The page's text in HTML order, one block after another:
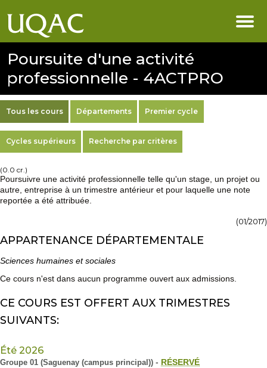
Poursuite d'une activité
professionnelle - 4ACTPRO
Tous les cours Départements Premier cycle
Cycles supérieurs Recherche par critères
(0.0 cr.)
Poursuivre une activité professionnelle telle qu'un stage, un projet ou
autre, entreprise à un trimestre antérieur et pour laquelle une note
reportée a été attribuée.
(01/2017)
APPARTENANCE DÉPARTEMENTALE
Sciences humaines et sociales
Ce cours n'est dans aucun programme ouvert aux admissions.
CE COURS EST OFFERT AUX TRIMESTRES
SUIVANTS:
Été 2026
Groupe 01 (Saguenay (campus principal)) - RÉSERVÉ